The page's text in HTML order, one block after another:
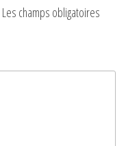
Les champs obligatoires